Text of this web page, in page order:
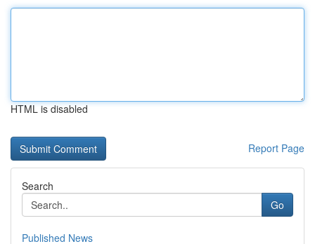
HTML is disabled
Report Page
Search
Go
Published News